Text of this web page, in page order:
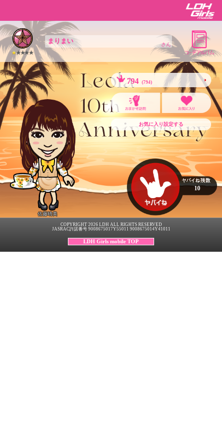
まりまい さん
佐藤晴美
794 (794)
お気に入り設定する
10
COPYRIGHT 2026 LDH ALL RIGHTS RESERVED
JASRAC許諾番号 9008675017Y55011 9008675014Y41011
LDH Girls mobile TOP